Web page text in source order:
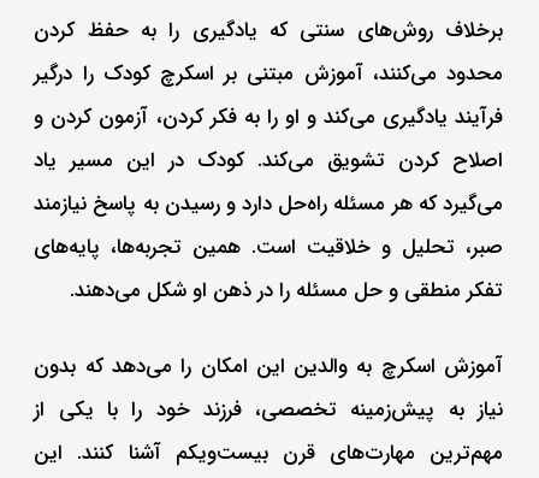
برخلاف روش‌های سنتی که یادگیری را به حفظ کردن
محدود می‌کنند، آموزش مبتنی بر اسکرچ کودک را درگیر
فرآیند یادگیری می‌کند و او را به فکر کردن، آزمون کردن و
اصلاح کردن تشویق می‌کند. کودک در این مسیر یاد
می‌گیرد که هر مسئله راه‌حل دارد و رسیدن به پاسخ نیازمند
صبر، تحلیل و خلاقیت است. همین تجربه‌ها، پایه‌های
تفکر منطقی و حل مسئله را در ذهن او شکل می‌دهند.
آموزش اسکرچ به والدین این امکان را می‌دهد که بدون
نیاز به پیش‌زمینه تخصصی، فرزند خود را با یکی از
مهم‌ترین مهارت‌های قرن بیست‌ویکم آشنا کنند. این